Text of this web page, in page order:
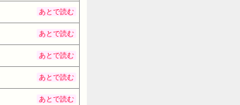
あとで読む
あとで読む
あとで読む
あとで読む
あとで読む